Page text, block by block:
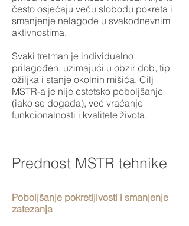
često osjećaju veću slobodu pokreta i
smanjenje nelagode u svakodnevnim
aktivnostima.
Svaki tretman je individualno
prilagođen, uzimajući u obzir dob, tip
ožiljka i stanje okolnih mišića. Cilj
MSTR-a je nije estetsko poboljšanje
(iako se događa), već vraćanje
funkcionalnosti i kvalitete života.
Prednost MSTR tehnike
Poboljšanje pokretljivosti i smanjenje
zatezanja